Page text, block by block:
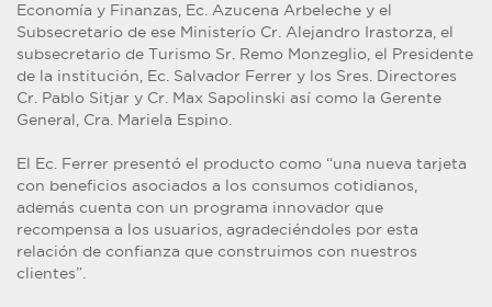
Economía y Finanzas, Ec. Azucena Arbeleche y el
Subsecretario de ese Ministerio Cr. Alejandro Irastorza, el
subsecretario de Turismo Sr. Remo Monzeglio, el Presidente
de la institución, Ec. Salvador Ferrer y los Sres. Directores
Cr. Pablo Sitjar y Cr. Max Sapolinski así como la Gerente
General, Cra. Mariela Espino.
El Ec. Ferrer presentó el producto como “una nueva tarjeta
con beneficios asociados a los consumos cotidianos,
además cuenta con un programa innovador que
recompensa a los usuarios, agradeciéndoles por esta
relación de confianza que construimos con nuestros
clientes”.